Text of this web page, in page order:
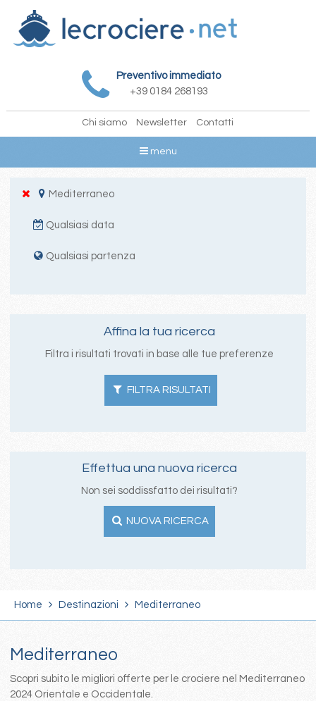
Preventivo immediato
+39 0184 268193
Chi siamo Newsletter Contatti
menu
Mediterraneo
Qualsiasi data
Qualsiasi partenza
Affina la tua ricerca
Filtra i risultati trovati in base alle tue preferenze
FILTRA RISULTATI
Effettua una nuova ricerca
Non sei soddissfatto dei risultati?
NUOVA RICERCA
Home Destinazioni Mediterraneo
Mediterraneo
Scopri subito le migliori offerte per le crociere nel Mediterraneo
2024 Orientale e Occidentale.